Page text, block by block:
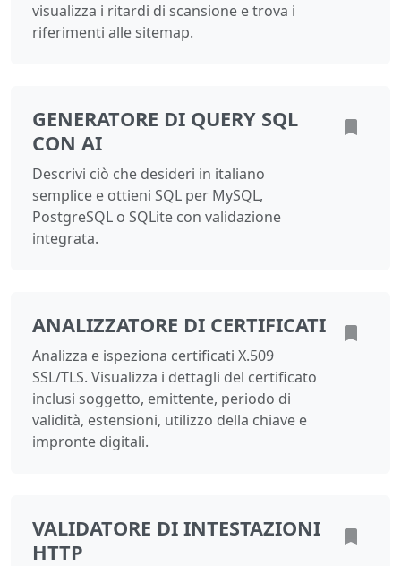
visualizza i ritardi di scansione e trova i
riferimenti alle sitemap.
GENERATORE DI QUERY SQL
CON AI
Descrivi ciò che desideri in italiano
semplice e ottieni SQL per MySQL,
PostgreSQL o SQLite con validazione
integrata.
ANALIZZATORE DI CERTIFICATI
Analizza e ispeziona certificati X.509
SSL/TLS. Visualizza i dettagli del certificato
inclusi soggetto, emittente, periodo di
validità, estensioni, utilizzo della chiave e
impronte digitali.
VALIDATORE DI INTESTAZIONI
HTTP